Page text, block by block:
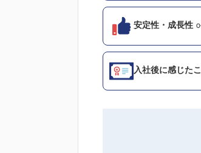
安定性・成長性 0
入社後に感じた